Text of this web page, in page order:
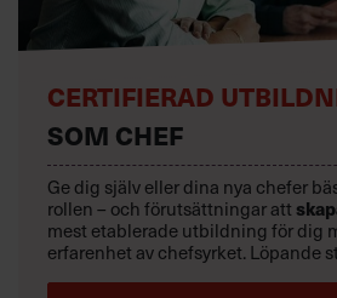
CERTIFIERAD
SOM CHEF
Ge dig själv eller dina nya chefer
rollen – och förutsättningar att
mest etablerade utbildning för dig
erfarenhet av chefsyrket. Löpande